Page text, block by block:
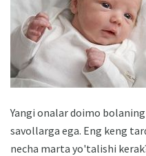
Yangi onalar doimo
savollarga ega. Eng keng
necha marta yo'talishi